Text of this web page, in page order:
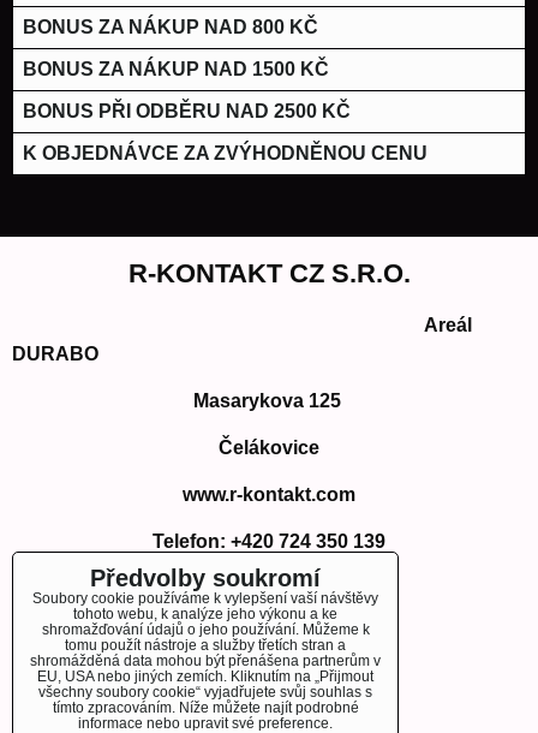
BONUS ZA NÁKUP NAD 800 KČ
BONUS ZA NÁKUP NAD 1500 KČ
BONUS PŘI ODBĚRU NAD 2500 KČ
K OBJEDNÁVCE ZA ZVÝHODNĚNOU CENU
R-KONTAKT CZ S.R.O.
Areál
DURABO
Masarykova 125
Čelákovice
www.r-kontakt.com
Telefon: +420 724 350 139
E-mail: info@r-kontakt.com
info@r-kontakt.com
OBJEDNÁVKY
Předvolby soukromí
Soubory cookie používáme k vylepšení vaší návštěvy
tohoto webu, k analýze jeho výkonu a ke
shromažďování údajů o jeho používání. Můžeme k
tomu použít nástroje a služby třetích stran a
shromážděná data mohou být přenášena partnerům v
EU, USA nebo jiných zemích. Kliknutím na „Přijmout
všechny soubory cookie“ vyjadřujete svůj souhlas s
tímto zpracováním. Níže můžete najít podrobné
informace nebo upravit své preference.